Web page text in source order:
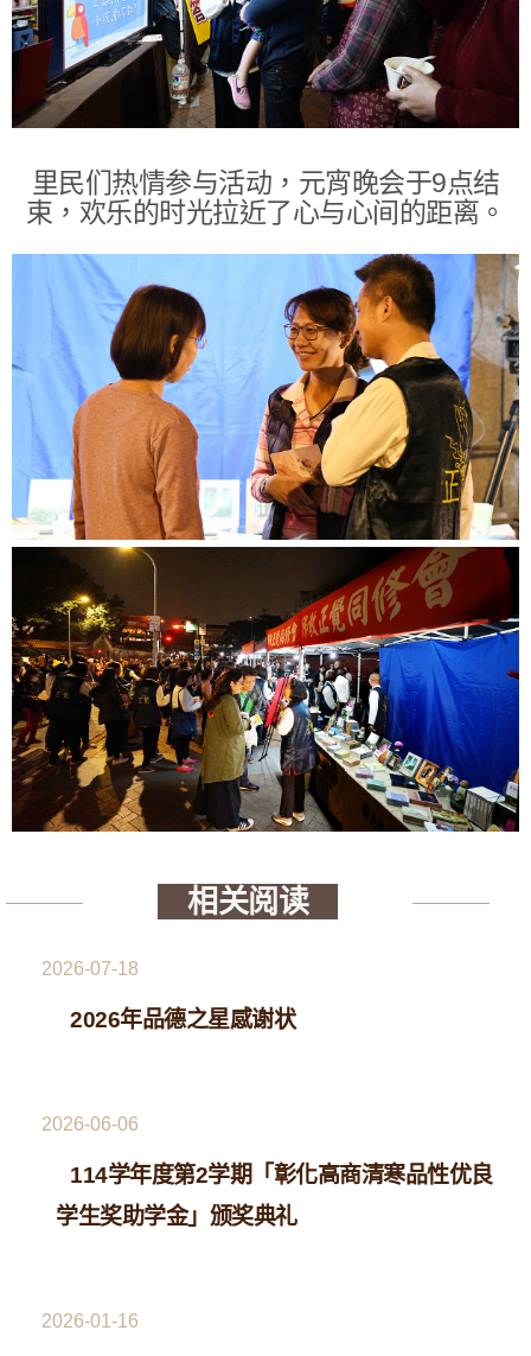
里民们热情参与活动，元宵晚会于9点结
束，欢乐的时光拉近了心与心间的距离。
相关阅读
2026-07-18
2026年品德之星感谢状
2026-06-06
114学年度第2学期「彰化高商清寒品性优良
学生奖助学金」颁奖典礼
2026-01-16